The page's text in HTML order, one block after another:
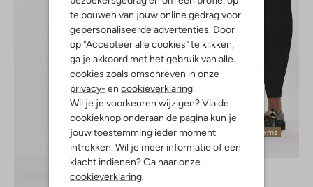
te bouwen van jouw online gedrag voor
gepersonaliseerde advertenties. Door
op "Accepteer alle cookies" te klikken,
ga je akkoord met het gebruik van alle
cookies zoals omschreven in onze
privacy- en cookieverklaring
Wil je je voorkeuren wijzigen? Via de
cookieknop onderaan de pagina kun je
jouw toestemming ieder moment
intrekken. Wil je meer informatie of een
klacht indienen? Ga naar onze
cookieverklaring
Laatste items
-60%